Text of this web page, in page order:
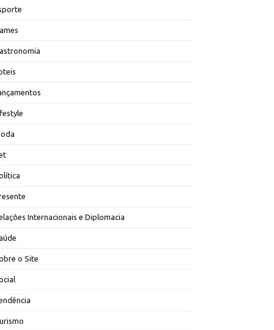
Internacionais e Diplomacia
o Site